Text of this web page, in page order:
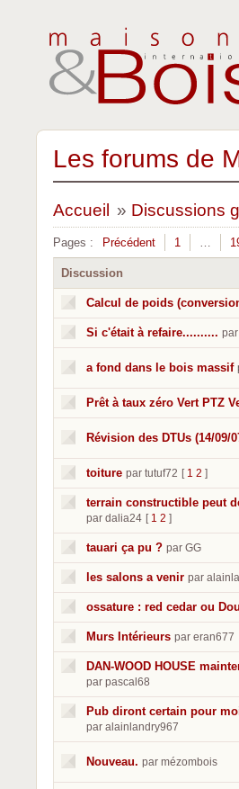
Les forums de
Accueil » Discussions
Pages : Précédent 1 …
Discussion
Calcul de poids
Si c'était à refaire..........
a fond dans le bois massif
Prêt à taux zéro Vert PTZ
Révision des DTUs (14/09/
toiture par tutuf72 [ 1 2 ]
terrain constructible peut
par dalia24 [ 1 2 ]
tauari ça pu ? par GG
les salons a venir par
ossature : red cedar ou
Murs Intérieurs par eran677
DAN-WOOD HOUSE
par pascal68
Pub diront certain pour
par alainlandry967
Nouveau. par mézombois